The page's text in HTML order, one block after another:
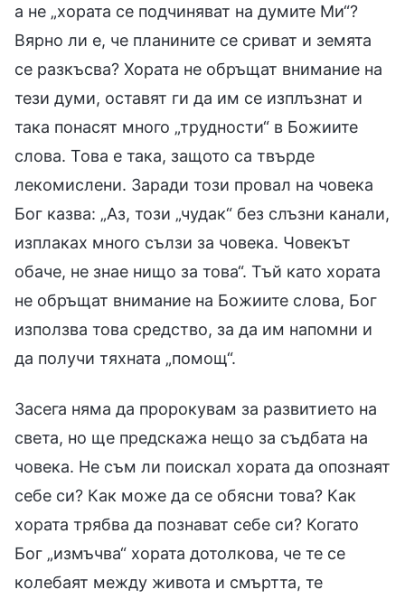
а не „хората се подчиняват на думите Ми“?
Вярно ли е, че планините се сриват и земята
се разкъсва? Хората не обръщат внимание на
тези думи, оставят ги да им се изплъзнат и
така понасят много „трудности“ в Божиите
слова. Това е така, защото са твърде
лекомислени. Заради този провал на човека
Бог казва: „Аз, този „чудак“ без слъзни канали,
изплаках много сълзи за човека. Човекът
обаче, не знае нищо за това“. Тъй като хората
не обръщат внимание на Божиите слова, Бог
използва това средство, за да им напомни и
да получи тяхната „помощ“.
Засега няма да пророкувам за развитието на
света, но ще предскажа нещо за съдбата на
човека. Не съм ли поискал хората да опознаят
себе си? Как може да се обясни това? Как
хората трябва да познават себе си? Когато
Бог „измъчва“ хората дотолкова, че те се
колебаят между живота и смъртта, те